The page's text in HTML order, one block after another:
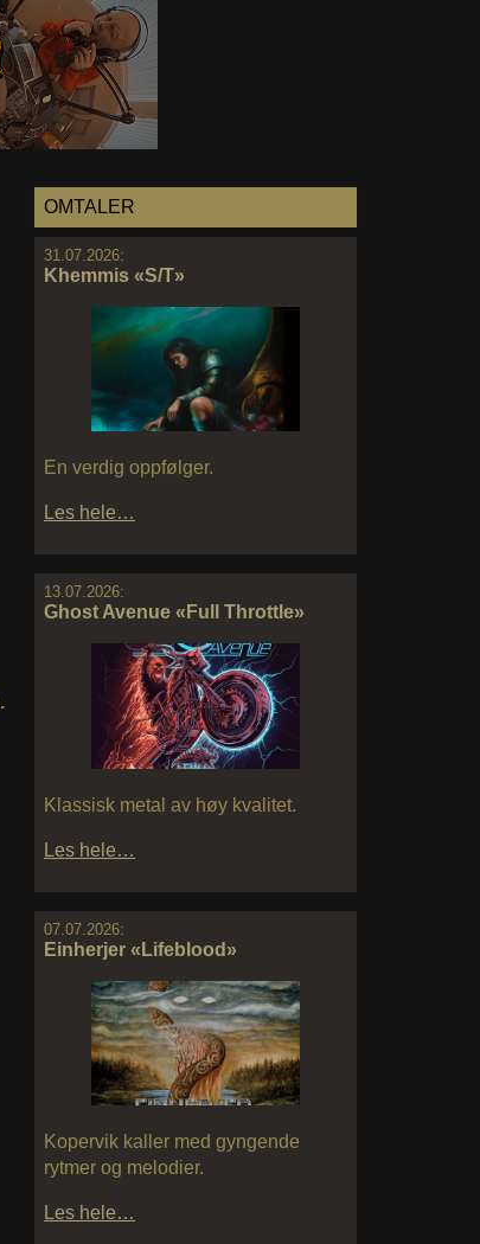
OMTALER
31.07.2026:
Khemmis «S/T»
En verdig oppfølger.
Les hele…
13.07.2026:
Ghost Avenue «Full Throttle»
Klassisk metal av høy kvalitet.
Les hele…
07.07.2026:
Einherjer «Lifeblood»
Kopervik kaller med gyngende
rytmer og melodier.
Les hele…
.